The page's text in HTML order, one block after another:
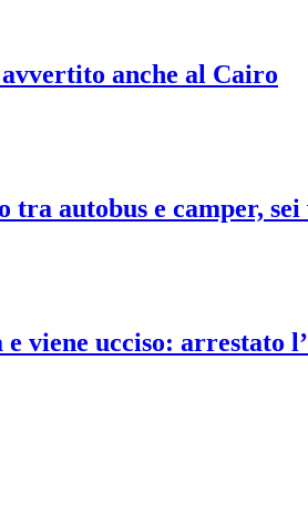
anche al Cairo
autobus e camper,
viene ucciso: arrestato